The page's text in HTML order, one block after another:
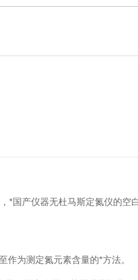
国产仪器无杜马斯定氮仪的空
为测定氮元素含量的*方法。